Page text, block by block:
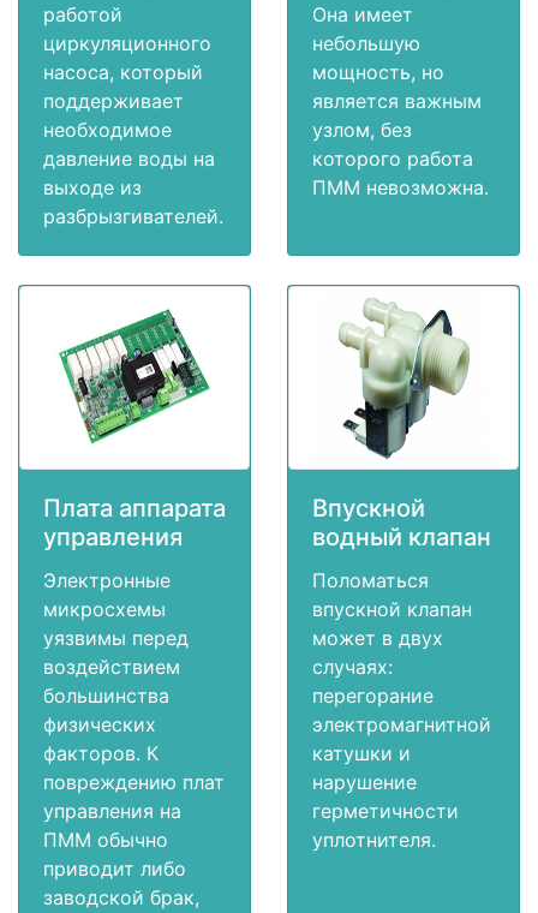
работой
циркуляционного
насоса, который
поддерживает
необходимое
давление воды на
выходе из
разбрызгивателей.
Она имеет
небольшую
мощность, но
является важным
узлом, без
которого работа
ПММ невозможна.
Плата аппарата
управления
Электронные
микросхемы
уязвимы перед
воздействием
большинства
физических
факторов. К
повреждению плат
управления на
ПММ обычно
приводит либо
заводской брак,
Впускной
водный клапан
Поломаться
впускной клапан
может в двух
случаях:
перегорание
электромагнитной
катушки и
нарушение
герметичности
уплотнителя.